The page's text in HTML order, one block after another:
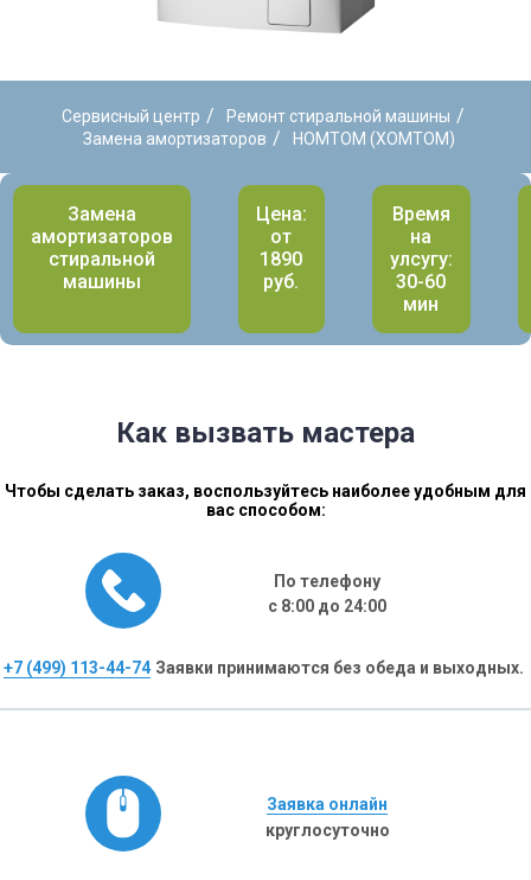
Сервисный центр / Ремонт стиральной машины /
Замена амортизаторов / HOMTOM (ХОМТОМ)
Замена
амортизаторов
стиральной
машины
Цена:
от
1890
руб.
Время
на
улсугу:
30-60
мин
Как вызвать мастера
Чтобы сделать заказ, воспользуйтесь наиболее удобным для
вас способом:
По телефону
с 8:00 до 24:00
+7 (499) 113-44-74 Заявки принимаются без обеда и выходных.
Заявка онлайн
круглосуточно